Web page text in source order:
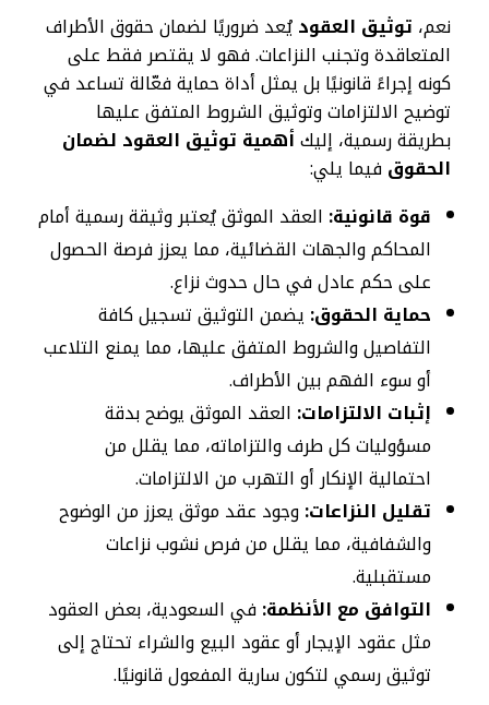
نعم، توثيق العقوديُعد ضروريًا لضمان حقوق الأطراف
المتعاقدة وتجنب النزاعات. فهو لا يقتصر فقط على
كونه إجراءً قانونيًا بل يمثل أداة حماية فعّالة تساعد في
توضيح الالتزامات وتوثيق الشروط المتفق عليها
بطريقة رسمية، إليكأهمية توثيق العقود لضمان
الحقوقفيما يلي:
قوة قانونية: العقد الموثق يُعتبر وثيقة رسمية أمام
المحاكم والجهات القضائية، مما يعزز فرصة الحصول
على حكم عادل في حال حدوث نزاع.
حماية الحقوق: يضمن التوثيق تسجيل كافة
التفاصيل والشروط المتفق عليها، مما يمنع التلاعب
أو سوء الفهم بين الأطراف.
إثبات الالتزامات: العقد الموثق يوضح بدقة
مسؤوليات كل طرف والتزاماته، مما يقلل من
احتمالية الإنكار أو التهرب من الالتزامات.
تقليل النزاعات:وجود عقد موثق يعزز من الوضوح
والشفافية، مما يقلل من فرص نشوب نزاعات
مستقبلية.
التوافق مع الأنظمة:في السعودية، بعض العقود
مثل عقود الإيجار أو عقود البيع والشراء تحتاج إلى
توثيق رسمي لتكون سارية المفعول قانونيًا.